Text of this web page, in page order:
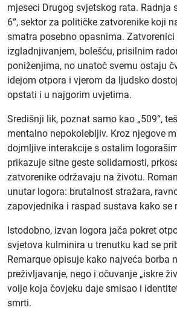
mjeseci Drugog svjetskog rata. Radnja
6“, sektor za političke zatvorenike koji
smatra posebno opasnima.
izgladnjivanjem, bolešću, prisilnim
poniženjima, no unatoč svemu ostaju
idejom otpora i vjerom da ljudsko
opstati i u najgorim uvjetima.
Središnji lik, poznat samo kao „509“,
mentalno nepokolebljiv. Kroz njegove
dojmljive interakcije s ostalim
prikazuje sitne geste solidarnosti,
zatvorenike održavaju na životu.
unutar logora: brutalnost stražara,
zapovjednika i raspad sustava kako se
Istodobno, izvan logora jača pokret
svjetova kulminira u trenutku kad se
Remarque opisuje kako najveća borba
preživljavanje, nego i očuvanje „iskre
volje koja čovjeku daje smisao i
smrti.